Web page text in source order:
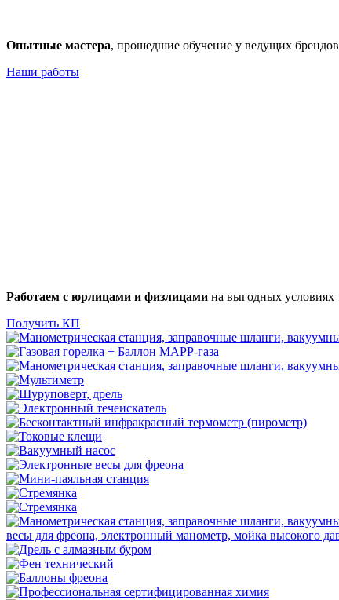
Опытные мастера, прошедшие обучение у ведущих брендов
Наши работы
Работаем с юрлицами и физлицами на выгодных условиях
Получить КП